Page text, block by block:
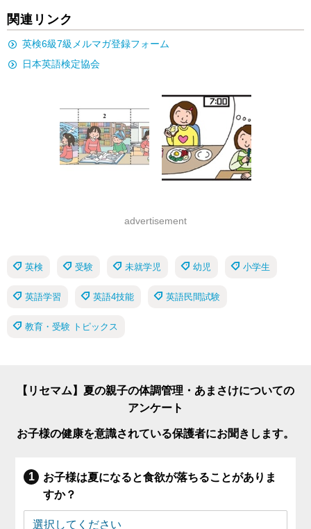
関連リンク
英検6級7級メルマガ登録フォーム
日本英語検定協会
advertisement
英検 受験 未就学児 幼児 小学生
英語学習 英語4技能 英語民間試験
教育・受験 トピックス
【リセマム】夏の親子の体調管理・あまさけについての
アンケート
お子様の健康を意識されている保護者にお聞きします。
お子様は夏になると食欲が落ちることがありま
すか？